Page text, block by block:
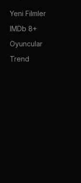
Yeni Filmler
IMDb 8+
Oyuncular
Trend